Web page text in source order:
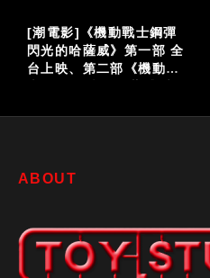
[潮電影]《機動戰士鋼彈
閃光的哈薩威》第一部 全
台上映、第二部《機動戰
ABOUT